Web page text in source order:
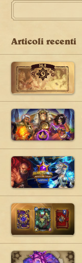
Articoli recenti